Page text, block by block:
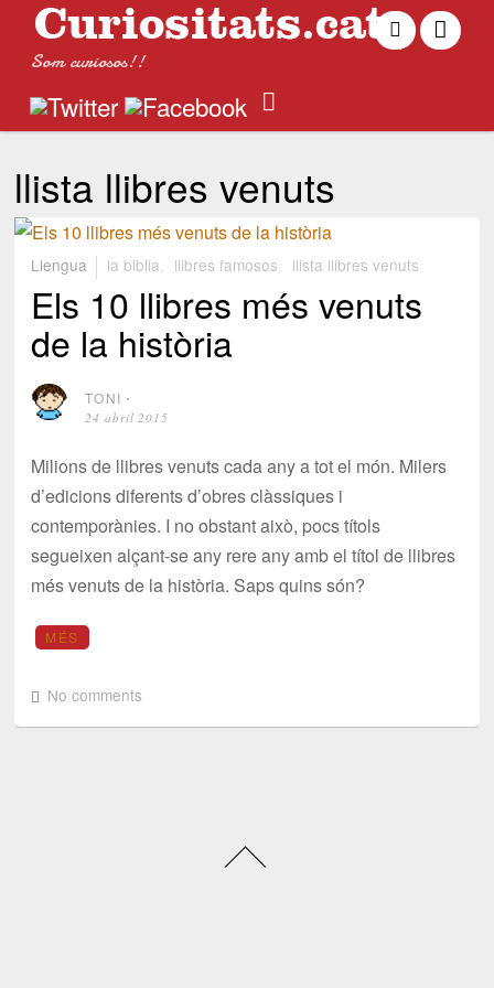
Som curiosos!!
llista llibres venuts
Llengua la biblia llibres famosos llista llibres venuts
Els 10 llibres més venuts
de la història
TONI ⋅
24 abril 2015
Milions de llibres venuts cada any a tot el món. Milers
d’edicions diferents d’obres clàssiques i
contemporànies. I no obstant això, pocs títols
segueixen alçant-se any rere any amb el títol de llibres
més venuts de la història. Saps quins són?
MÉS
No comments